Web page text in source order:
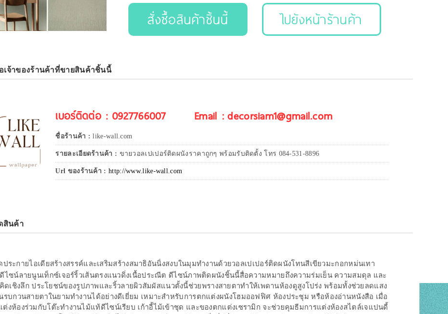
สั่งซื้อสินค้าชิ้นนี้ ไปยังหน้าร้านค้า
เจ้าของร้านค้าที่ขายสินค้าชิ้นนี้
เบอร์ติดต่อ : 0927766007 Email : decorsiam1@gmail.com
ชื่อร้านค้า :like-wall.com
รายละเอียดร้านค้า : ขายวอลเปเปอร์ติดผนังราคาถูกๆ พร้อมรับติดตั้ง โทร 084-531-8896
Url ของร้านค้า : http://www.like-wall.com
สินค้า
ประกายไอเดียสร้างสรรค์และเสริมสร้างสมาธิอันนิ่งสงบในมุมทำงานด้วยวอลเปเปอร์ติดผนังโทนสีเขียวมะกอกหม่นเทา
ไซน์ลายนูนเท็กซ์เจอร์ริ้วเส้นตรงแนวดิ่งเนื้อประณีต ดีไซน์ภาพติดผนังชิ้นนี้สื่อความหมายถึงความร่มเย็น ความสมดุล และ
ดเชิงลึก ประโยชน์ของรูปภาพและริ้วลายผิวสัมผัสแนวตั้งนี้ช่วยพรางสายตาทำให้เพดานห้องดูสูงโปร่ง พร้อมทั้งช่วยลดแสง
รบกวนสายตาในยามทำงานได้อย่างดีเยี่ยม เหมาะสำหรับการตกแต่งผนังโฮมออฟฟิศ ห้องประชุม หรือห้องอ่านหนังสือ เมื่อ
ต่งห้องร่วมกับโต๊ะทำงานไม้แท้ดีไซน์เรียบ เก้าอี้ไม้เข้าชุด และของตกแต่งเซรามิก จะช่วยคุมธีมการแต่งห้องสไตล์เจแปนดี้